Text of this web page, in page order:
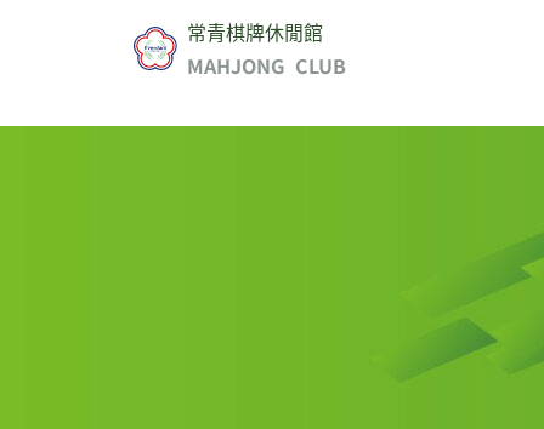
常青棋牌休閒館
MAHJONG CLUB